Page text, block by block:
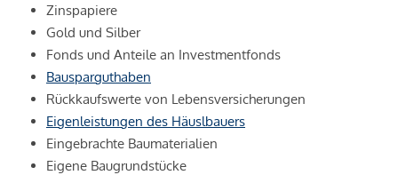
Zinspapiere
Gold und Silber
Fonds und Anteile an Investmentfonds
Bausparguthaben
Rückkaufswerte von Lebensversicherungen
Eigenleistungen des Häuslbauers
Eingebrachte Baumaterialien
Eigene Baugrundstücke